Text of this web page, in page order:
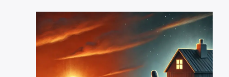
un
système
repenser